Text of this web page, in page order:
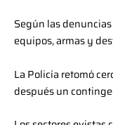
Según las
equipos, armas y
La Policía retomó
después un